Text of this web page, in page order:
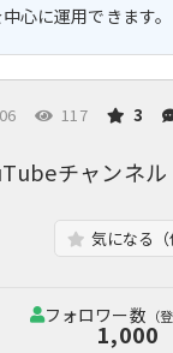
心に運用できます。
117 3
チャンネル
気になる（
フォロワー数 （
1,000